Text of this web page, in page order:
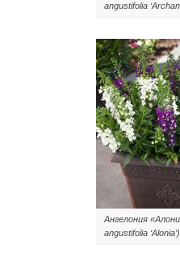
angustifolia
Ангелония
angustifolia ‘Alonia’)